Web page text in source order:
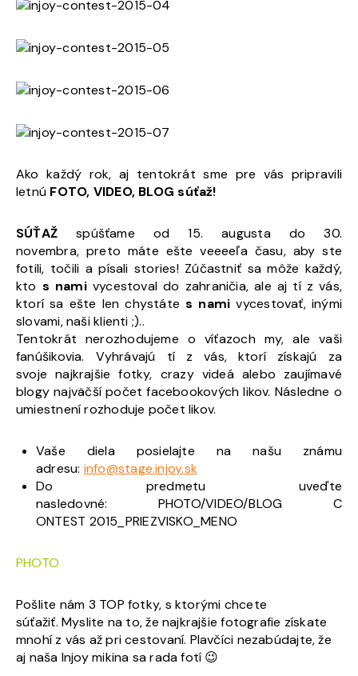
Ako každý rok, aj tentokrát sme pre vás pripravili
letnú FOTO, VIDEO, BLOG súťaž!
SÚŤAŽspúšťame od 15. augusta do 30.
novembra, preto máte ešte veeeeľa času, aby ste
fotili, točili a písali stories! Zúčastniť sa môže každý,
kto s namivycestoval do zahraničia, ale aj tí z vás,
ktorí sa ešte len chystátes namivycestovať, inými
slovami, naši klienti ;)..
Tentokrát nerozhodujeme o víťazoch my, ale vaši
fanúšikovia. Vyhrávajú tí z vás, ktorí získajú za
svoje najkrajšie fotky, crazy videá alebo zaujímavé
blogy najväčší počet facebookových likov. Následne o
umiestnení rozhoduje počet likov.
Vaše diela posielajte na našu známu
adresu: info@stage.injoy.sk
Do predmetu uveďte
nasledovné: PHOTO/VIDEO/BLOG C
ONTEST 2015_PRIEZVISKO_MENO
PHOTO
Pošlite nám 3 TOP fotky, s ktorými chcete
súťažiť. Myslite na to, že najkrajšie fotografie získate
mnohí z vás až pri cestovaní. Plavčíci nezabúdajte, že
aj naša Injoy mikina sa rada fotí 😉